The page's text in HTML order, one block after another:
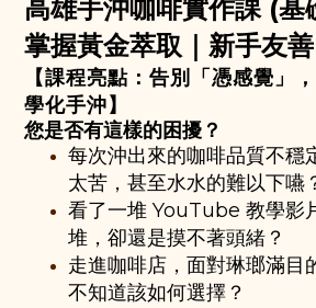
高雄手沖咖啡實作課 (
掌握黃金萃取｜新手友
【課程亮點：告別「憑感覺」
學化手沖】
您是否有這樣的困擾？
每次沖出來的咖啡品質不穩
太苦，甚至水水的難以下嚥
看了一堆 YouTube 教學影
堆，卻還是摸不著頭緒？
走進咖啡店，面對琳瑯滿目
不知道該如何選擇？